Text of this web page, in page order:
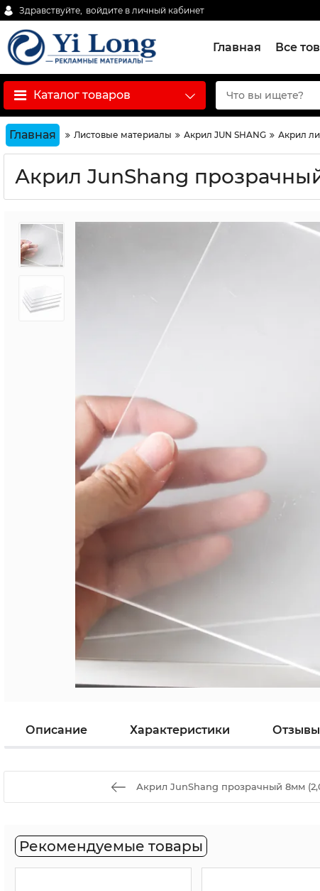
Здравствуйте, войдите в личный кабинет
Главная Все
Каталог товаров
Главная Листовые материалы Акрил JUN SHANG Акрил
Акрил JunShang
Описание Характеристики Отзывы
Акрил JunShang прозрачный 8мм
Рекомендуемые товары